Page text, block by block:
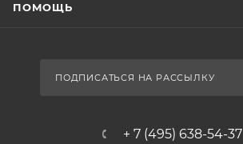
ПОМОЩЬ
ПОДПИСАТЬСЯ НА РАССЫЛКУ
+ 7 (495) 638-54-37